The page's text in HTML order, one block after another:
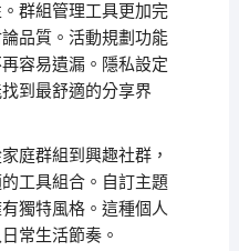
群組管理工具更加完
品質。活動規劃功能
容易遺漏。隱私設定
到最舒適的分享界
庭群組到興趣社群，
工具組合。自訂主題
獨特風格。這種個人
常生活節奏。